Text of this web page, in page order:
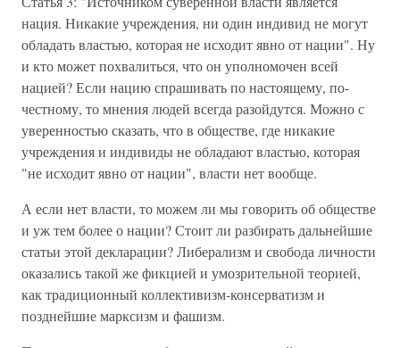
нация. Никакие учреждения, ни один индивид не могут
обладать властью, которая не исходит явно от нации". Ну
и кто может похвалиться, что он уполномочен всей
нацией? Если нацию спрашивать по настоящему, по-
честному, то мнения людей всегда разойдутся. Можно с
уверенностью сказать, что в обществе, где никакие
учреждения и индивиды не обладают властью, которая
"не исходит явно от нации", власти нет вообще.
А если нет власти, то можем ли мы говорить об обществе
и уж тем более о нации? Стоит ли разбирать дальнейшие
статьи этой декларации? Либерализм и свобода личности
оказались такой же фикцией и умозрительной теорией,
как традиционный коллективизм-консерватизм и
позднейшие марксизм и фашизм.